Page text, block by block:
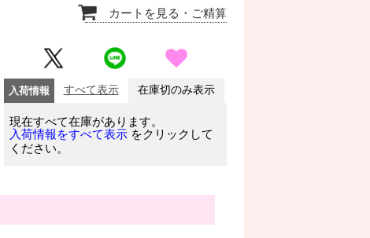
カートを見る ・ご精算
入荷情報 すべて表示 在庫切のみ表示
現在すべて在庫があります。
入荷情報をすべて表示 をクリックして
ください。